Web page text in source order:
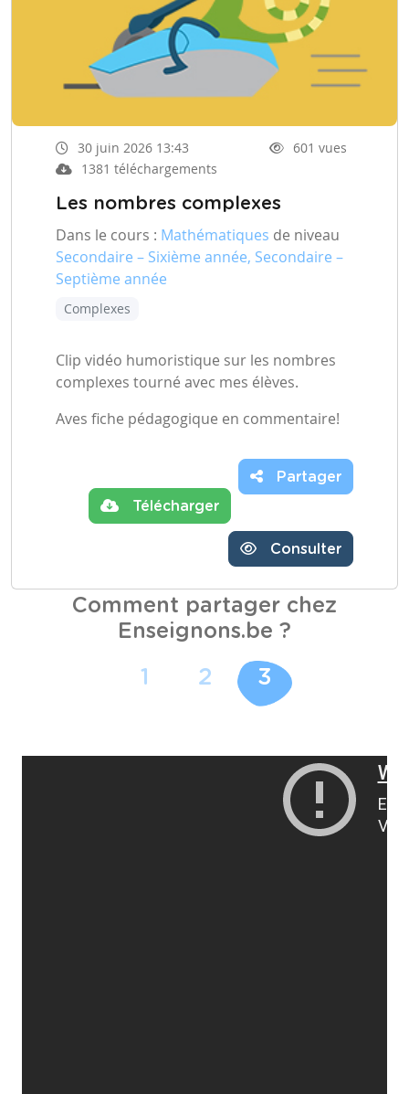
30 juin 2026 13:43
601 vues
1381 téléchargements
Les nombres complexes
Dans le cours : Mathématiques de niveau
Secondaire – Sixième année, Secondaire –
Septième année
Complexes
Clip vidéo humoristique sur les nombres
complexes tourné avec mes élèves.
Aves fiche pédagogique en commentaire!
Télécharger
Partager
Consulter
Comment partager chez
Enseignons.be ?
1 2 3